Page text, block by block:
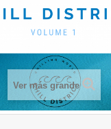
Ver más grande